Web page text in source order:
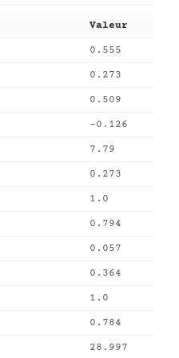
Valeur
0.555
0.273
0.509
-0.126
7.79
0.273
1.0
0.794
0.057
0.364
1.0
0.784
28.997